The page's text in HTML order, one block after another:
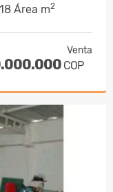
Área m2
Venta
COP